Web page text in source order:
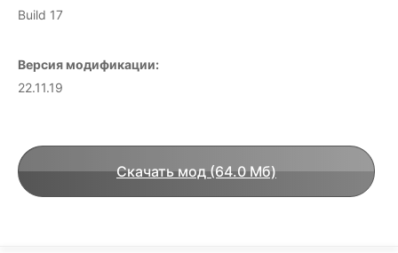
Build 17
Версия модификации:
22.11.19
Скачать мод (64.0 Мб)